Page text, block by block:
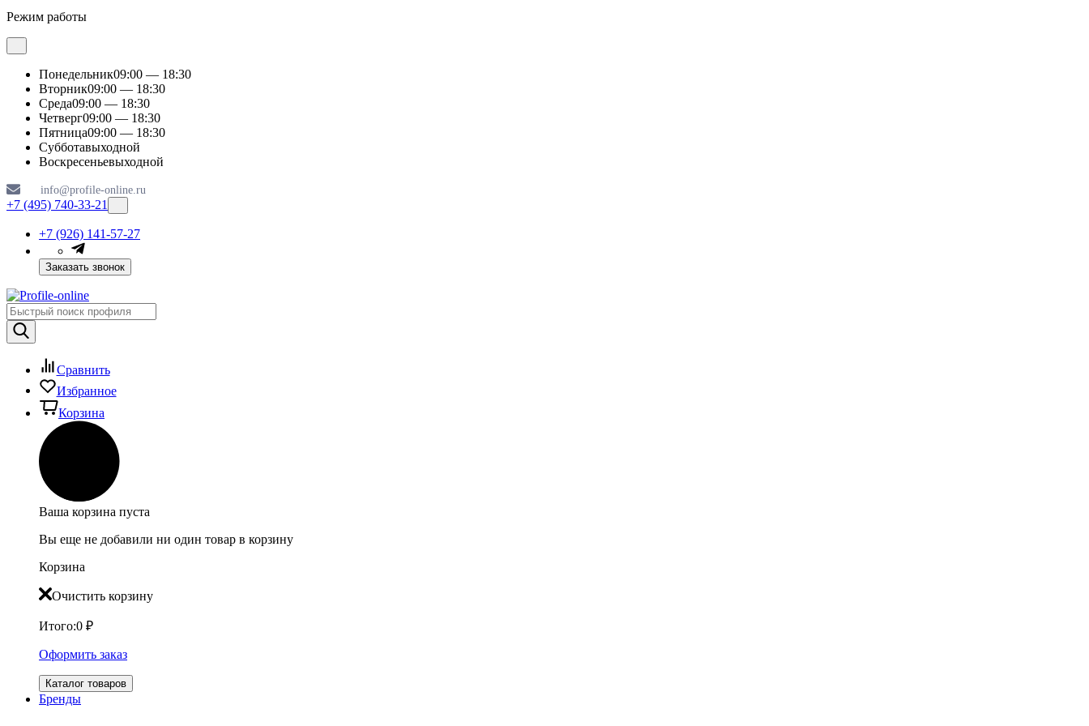
Режим работы
Понедельник09:00 — 18:30
Вторник09:00 — 18:30
Среда09:00 — 18:30
Четверг09:00 — 18:30
Пятница09:00 — 18:30
Субботавыходной
Воскресеньевыходной
info@profile-online.ru
+7 (495) 740-33-21
+7 (926) 141-57-27
Заказать звонок
Сравнить
Избранное
Корзина
Ваша корзина пуста
Вы еще не добавили ни один товар в корзину
Корзина
Очистить корзину
Итого:0 ₽
Оформить заказ
Каталог товаров
Бренды